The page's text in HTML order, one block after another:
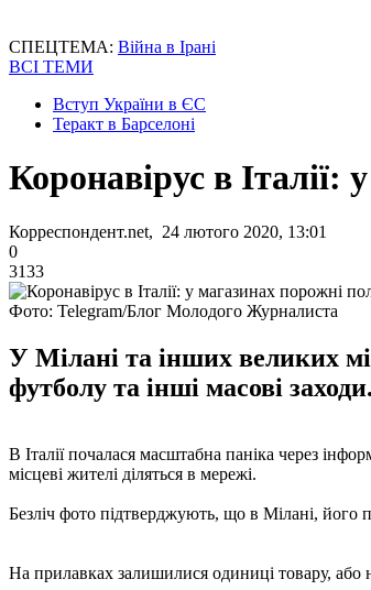
СПЕЦТЕМА: Війна в Ірані
ВСІ ТЕМИ
Вступ України в ЄС
Теракт в Барселоні
Коронавірус в Італії:
Корреспондент.net, 24 лютого 2020, 13:01
0
3133
Фото: Telegram/Блог Молодого Журналиста
У Мілані та інших великих
футболу та інші масові заходи.
В Італії почалася масштабна паніка через
місцеві жителі діляться в мережі.
Безліч фото підтверджують, що в Мілані, його
На прилавках залишилися одиниці товару, або